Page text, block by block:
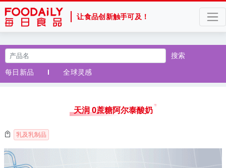
让食品创新触手可及！
搜索
每日新品
全球灵感
天润 0蔗糖阿尔泰酸奶
乳及乳制品